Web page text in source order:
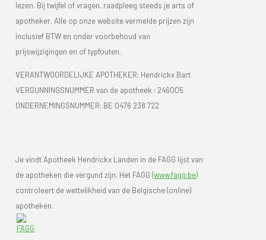
lezen. Bij twijfel of vragen, raadpleeg steeds je arts of
apotheker. Alle op onze website vermelde prijzen zijn
inclusief BTW en onder voorbehoud van
prijswijzigingen en of typfouten.
VERANTWOORDELIJKE APOTHEKER: Hendrickx Bart
VERGUNNINGSNUMMER van de apotheek : 246005
ONDERNEMINGSNUMMER: BE 0476 238 722
Je vindt Apotheek Hendrickx Landen in de FAGG lijst van
de apotheken die vergund zijn. Het FAGG (www.fagg.be)
controleert de wettelikheid van de Belgische (online)
apotheken.